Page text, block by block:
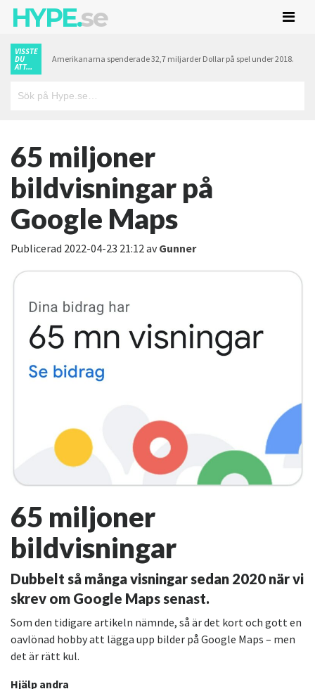
HYPE.se
VISSTE
DU
ATT...
Amerikanarna spenderade 32,7 miljarder Dollar på spel under 2018.
65 miljoner
bildvisningar på
Google Maps
Publicerad 2022-04-23 21:12avGunner
65 miljoner
bildvisningar
Dubbelt så många visningar sedan 2020 när vi
skrev om Google Maps senast.
Som den tidigare artikeln nämnde, så är det kort och gott en
oavlönad hobby att lägga upp bilder på Google Maps – men
det är rätt kul.
Hjälp andra